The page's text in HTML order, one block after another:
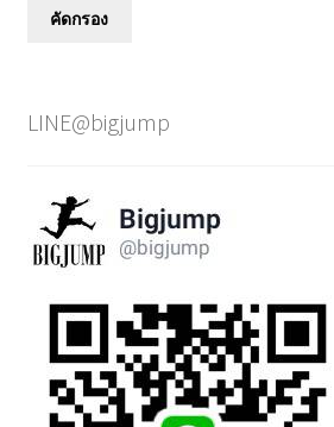
คัดกรอง
LINE@bigjump